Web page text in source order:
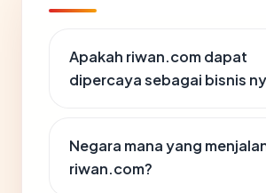
Apakah riwan.com dapat
dipercaya sebagai bisnis
Negara mana yang
riwan.com?